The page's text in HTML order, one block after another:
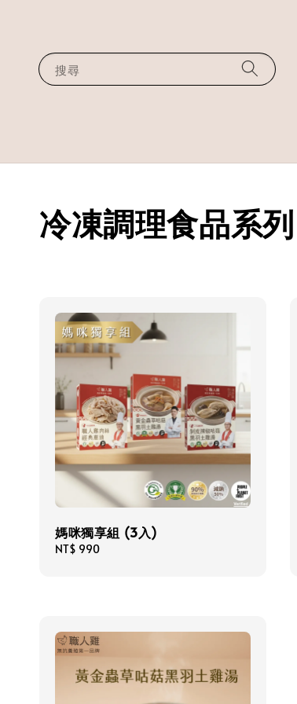
搜尋
冷凍調理食品系列
媽咪獨享組 (3入)
Regular
NT$ 990